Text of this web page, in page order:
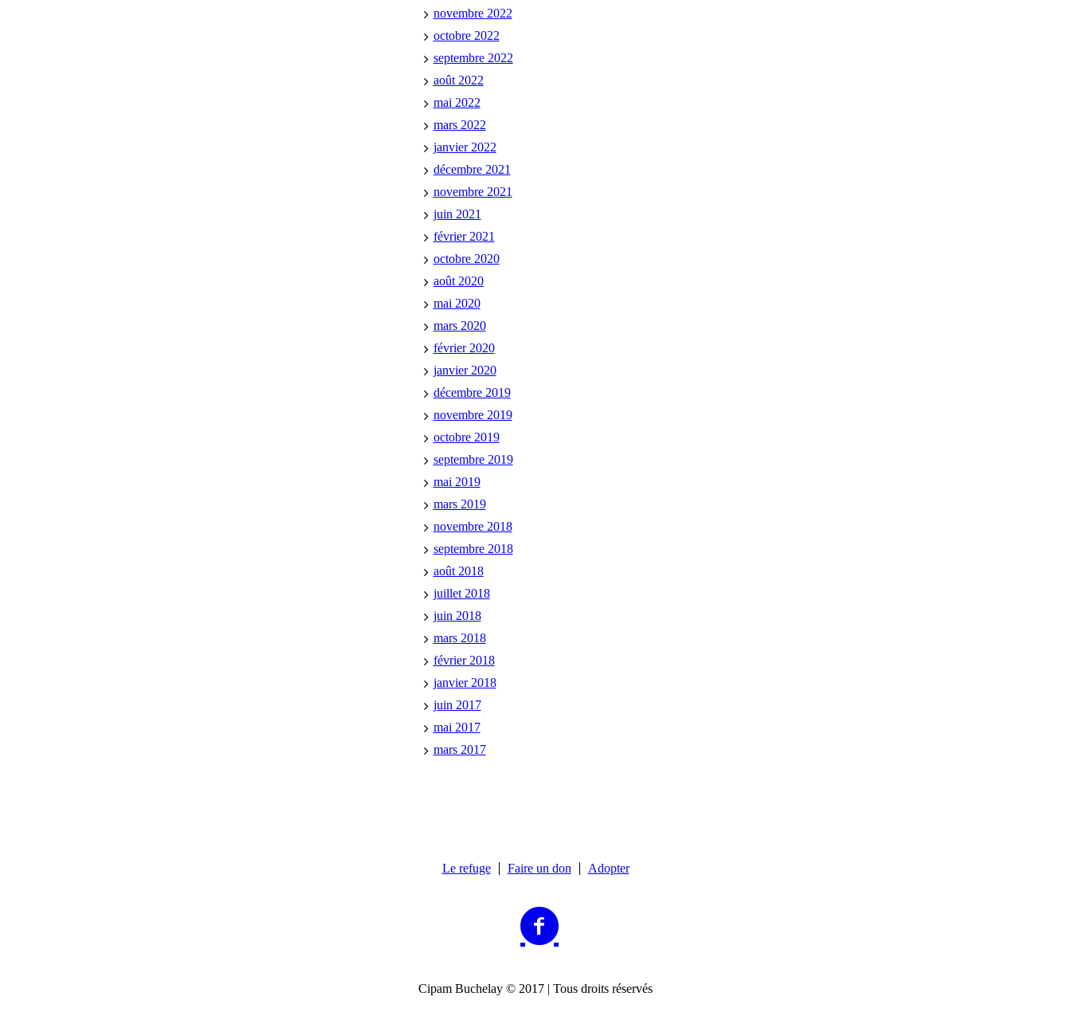
novembre 2022
octobre 2022
septembre 2022
août 2022
mai 2022
mars 2022
janvier 2022
décembre 2021
novembre 2021
juin 2021
février 2021
octobre 2020
août 2020
mai 2020
mars 2020
février 2020
janvier 2020
décembre 2019
novembre 2019
octobre 2019
septembre 2019
mai 2019
mars 2019
novembre 2018
septembre 2018
août 2018
juillet 2018
juin 2018
mars 2018
février 2018
janvier 2018
juin 2017
mai 2017
mars 2017
Le refuge Faire un don Adopter
Cipam Buchelay © 2017 | Tous droits réservés